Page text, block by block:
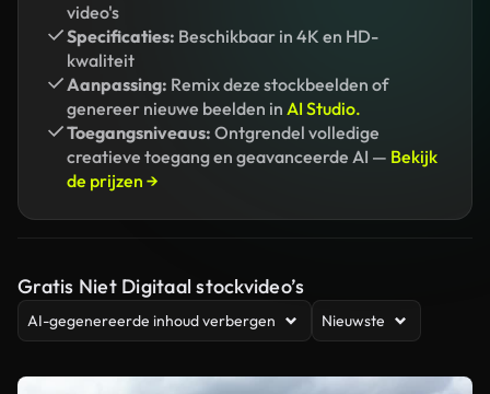
video's
Specificaties: Beschikbaar in 4K en HD-
kwaliteit
Aanpassing: Remix deze stockbeelden of
genereer nieuwe beelden in AI Studio.
Toegangsniveaus: Ontgrendel volledige
creatieve toegang en geavanceerde AI — Bekijk
de prijzen →
Gratis Niet Digitaal stockvideo’s
AI-gegenereerde inhoud verbergen Nieuwste